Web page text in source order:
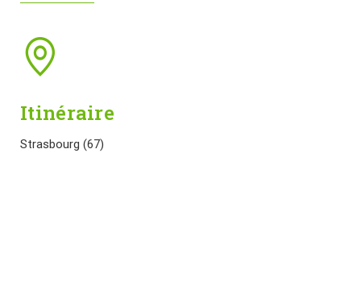
Itinéraire
Strasbourg (67)